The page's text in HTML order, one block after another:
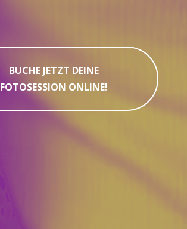
BUCHE JETZT DEINE
FOTOSESSION ONLINE!